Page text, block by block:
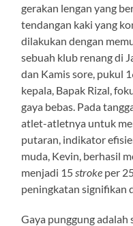
gerakan lengan yang
tendangan kaki yang
dilakukan dengan
sebuah klub renang di
dan Kamis sore, pukul
kepala, Bapak Rizal,
gaya bebas. Pada
atlet-atletnya untuk
putaran, indikator
muda, Kevin, berhasil
menjadi 15 stroke per
peningkatan signifikan
Gaya punggung